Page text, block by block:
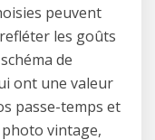
peuvent
les goûts
de
ont une valeur
passe-temps et
vintage,